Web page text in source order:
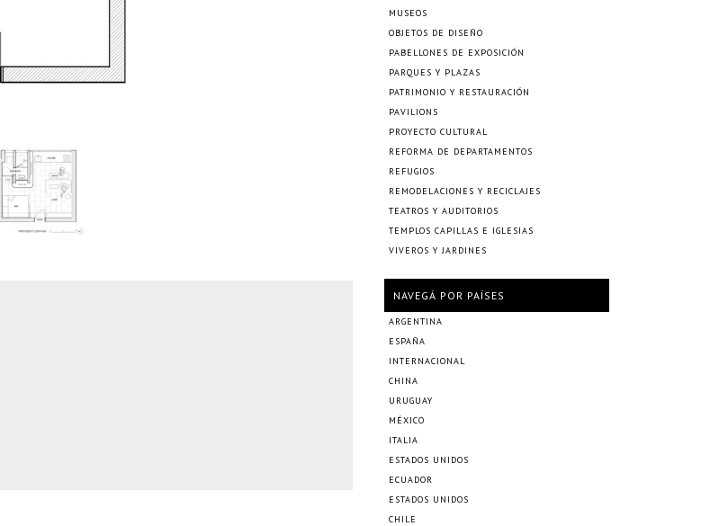
MUSEOS
OBJETOS DE DISEÑO
PABELLONES DE EXPOSICIÓN
PARQUES Y PLAZAS
PATRIMONIO Y RESTAURACIÓN
PAVILIONS
PROYECTO CULTURAL
REFORMA DE DEPARTAMENTOS
REFUGIOS
REMODELACIONES Y RECICLAJES
TEATROS Y AUDITORIOS
TEMPLOS CAPILLAS E IGLESIAS
VIVEROS Y JARDINES
NAVEGÁ POR PAÍSES
ARGENTINA
ESPAÑA
INTERNACIONAL
CHINA
URUGUAY
MÉXICO
ITALIA
ESTADOS UNIDOS
ECUADOR
ESTADOS UNIDOS
CHILE